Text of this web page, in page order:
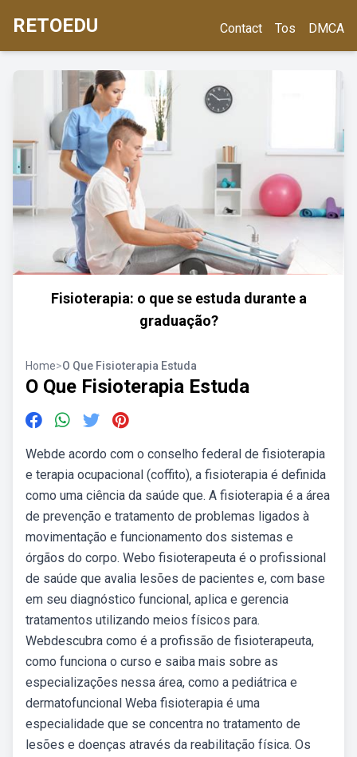
RETOEDU Contact Tos DMCA
Fisioterapia: o que se estuda durante a
graduação?
Home>O Que Fisioterapia Estuda
O Que Fisioterapia Estuda
Webde acordo com o conselho federal de fisioterapia
e terapia ocupacional (coffito), a fisioterapia é definida
como uma ciência da saúde que. A fisioterapia é a área
de prevenção e tratamento de problemas ligados à
movimentação e funcionamento dos sistemas e
órgãos do corpo. Webo fisioterapeuta é o profissional
de saúde que avalia lesões de pacientes e, com base
em seu diagnóstico funcional, aplica e gerencia
tratamentos utilizando meios físicos para.
Webdescubra como é a profissão de fisioterapeuta,
como funciona o curso e saiba mais sobre as
especializações nessa área, como a pediátrica e
dermatofuncional Weba fisioterapia é uma
especialidade que se concentra no tratamento de
lesões e doenças através da reabilitação física. Os